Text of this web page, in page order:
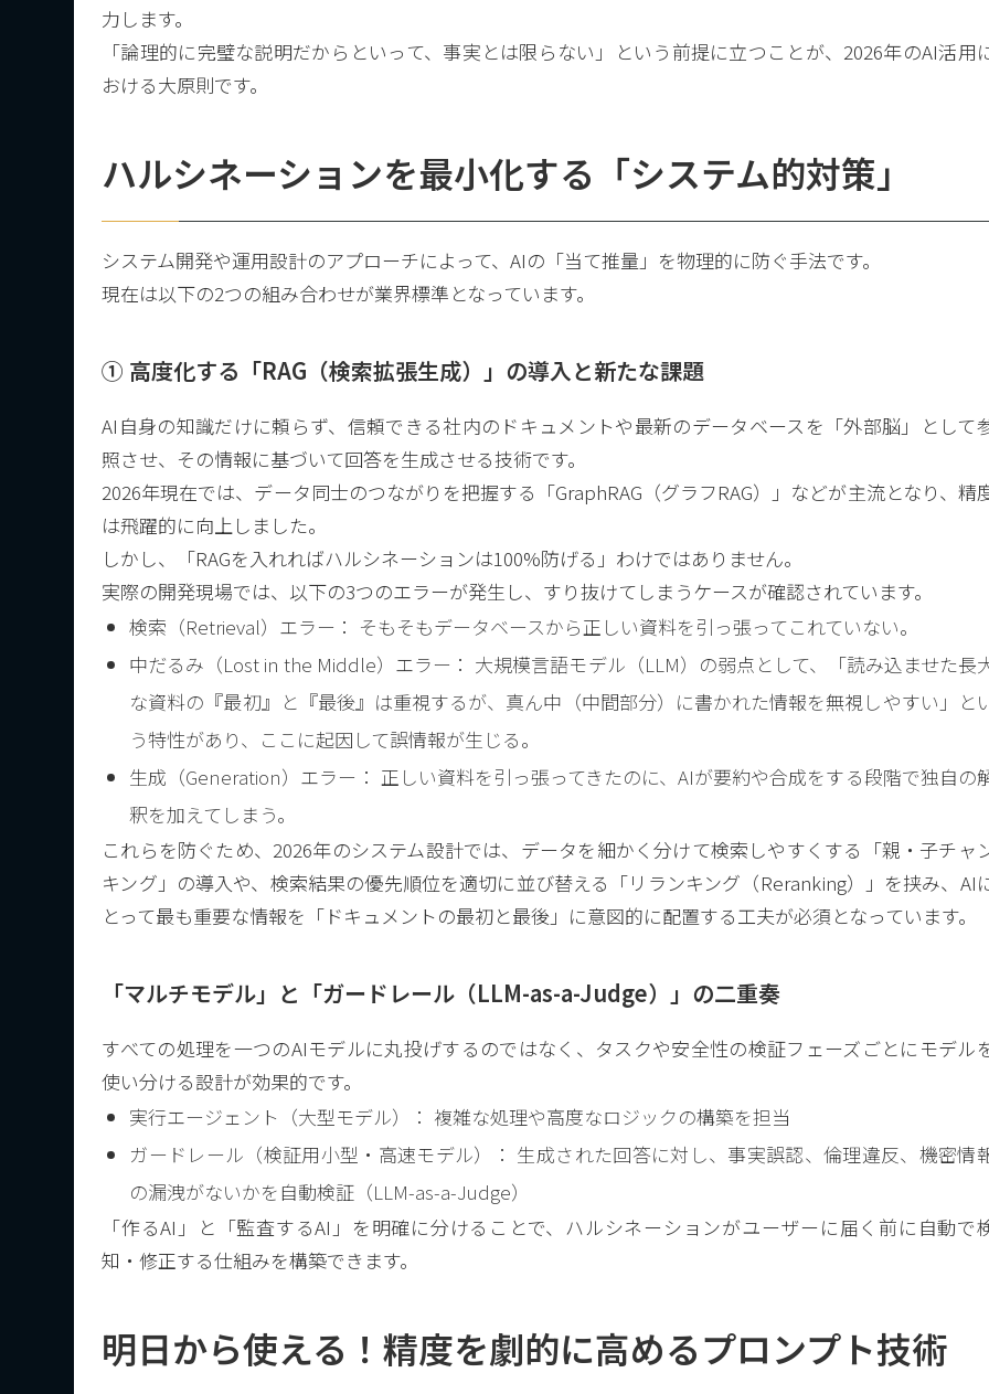
力します。
「論理的に完璧な説明だからといって、事実とは限らない」という前提に立つことが、2026年のAI活用
おける大原則です。
ハルシネーションを最小化する「システム的対策」
システム開発や運用設計のアプローチによって、AIの「当て推量」を物理的に防ぐ手法です。
現在は以下の2つの組み合わせが業界標準となっています。
① 高度化する「RAG（検索拡張生成）」の導入と新たな課題
AI自身の知識だけに頼らず、信頼できる社内のドキュメントや最新のデータベースを「外部脳」として
照させ、その情報に基づいて回答を生成させる技術です。
2026年現在では、データ同士のつながりを把握する「GraphRAG（グラフRAG）」などが主流となり、精
は飛躍的に向上しました。
しかし、「RAGを入れればハルシネーションは100%防げる」わけではありません。
実際の開発現場では、以下の3つのエラーが発生し、すり抜けてしまうケースが確認されています。
検索（Retrieval）エラー： そもそもデータベースから正しい資料を引っ張ってこれていない。
中だるみ（Lost in the Middle）エラー： 大規模言語モデル（LLM）の弱点として、「読み込ませた長
な資料の『最初』と『最後』は重視するが、真ん中（中間部分）に書かれた情報を無視しやすい」と
う特性があり、ここに起因して誤情報が生じる。
生成（Generation）エラー： 正しい資料を引っ張ってきたのに、AIが要約や合成をする段階で独自の
釈を加えてしまう。
これらを防ぐため、2026年のシステム設計では、データを細かく分けて検索しやすくする「親・子チャ
キング」の導入や、検索結果の優先順位を適切に並び替える「リランキング（Reranking）」を挟み、AI
とって最も重要な情報を「ドキュメントの最初と最後」に意図的に配置する工夫が必須となっています。
「マルチモデル」と「ガードレール（LLM-as-a-Judge）」の二重奏
すべての処理を一つのAIモデルに丸投げするのではなく、タスクや安全性の検証フェーズごとにモデル
使い分ける設計が効果的です。
実行エージェント（大型モデル）： 複雑な処理や高度なロジックの構築を担当
ガードレール（検証用小型・高速モデル）： 生成された回答に対し、事実誤認、倫理違反、機密情
の漏洩がないかを自動検証（LLM-as-a-Judge）
「作るAI」と「監査するAI」を明確に分けることで、ハルシネーションがユーザーに届く前に自動で
知・修正する仕組みを構築できます。
明日から使える！精度を劇的に高めるプロンプト技術